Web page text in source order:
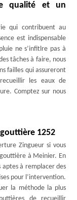
qualité et un
qui contribuent au
est indispensable
ne s’infitlre pas à
tâches à faire, nous
failles qui assureront
les eaux de
Comptez sur nous
1252
Zingueur si vous
à Meinier. En
à remplacer des
pour l’intervention.
la méthode la plus